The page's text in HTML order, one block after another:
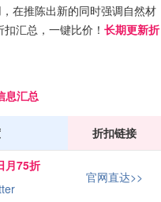
在推陈出新的同时强调自然材
汇总，一键比价！ 长期更新折
息汇总
折扣链接
月75折
官网直达>>